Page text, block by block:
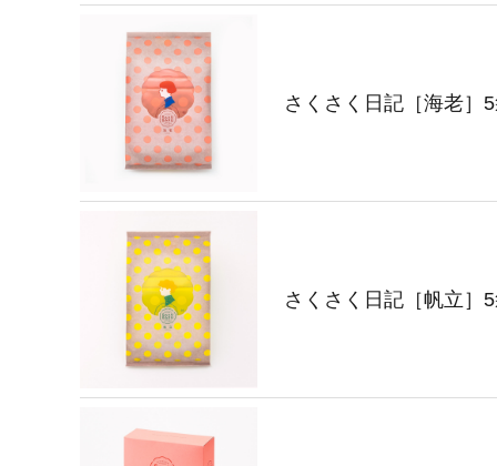
さくさく日記［海老］
さくさく日記［帆立］